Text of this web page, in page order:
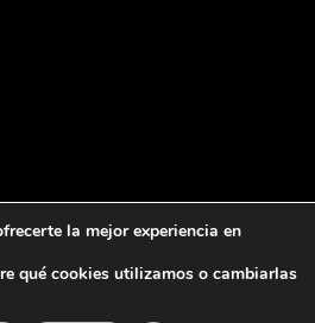
el Servicio de Informática de Diputación
la mejor experiencia en
qué cookies utilizamos o cambiarlas